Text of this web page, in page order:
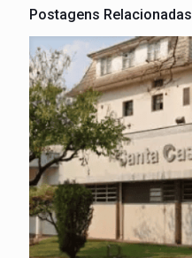
Postagens Relacionadas